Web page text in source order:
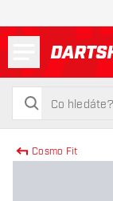
hledat
hledat
Cosmo Fit